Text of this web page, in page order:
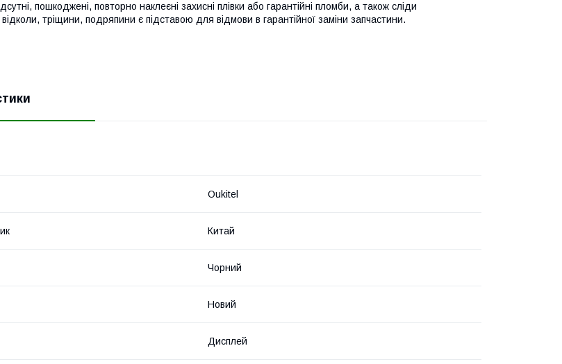
пошкоджені, повторно наклеєні захисні плівки або гарантійні пломби, а також сліди
тріщини, подряпини є підставою для відмови в гарантійної заміни запчастини.
Oukitel
Китай
Чорний
Новий
Дисплей